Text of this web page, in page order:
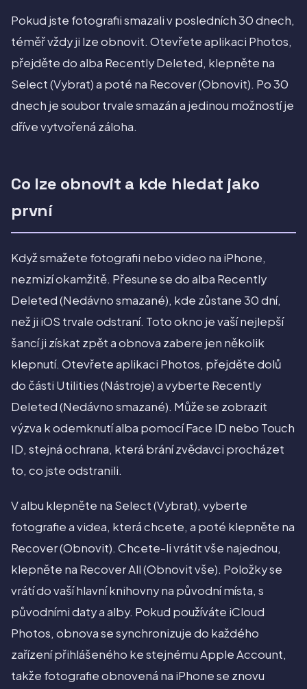
Pokud jste fotografii smazali v posledních 30 dnech,
téměř vždy ji lze obnovit. Otevřete aplikaci Photos,
přejděte do alba Recently Deleted, klepněte na
Select (Vybrat) a poté na Recover (Obnovit). Po 30
dnech je soubor trvale smazán a jedinou možností je
dříve vytvořená záloha.
Co lze obnovit a kde hledat jako
první
Když smažete fotografii nebo video na iPhone,
nezmizí okamžitě. Přesune se do alba Recently
Deleted (Nedávno smazané), kde zůstane 30 dní,
než ji iOS trvale odstraní. Toto okno je vaší nejlepší
šancí ji získat zpět a obnova zabere jen několik
klepnutí. Otevřete aplikaci Photos, přejděte dolů
do části Utilities (Nástroje) a vyberte Recently
Deleted (Nedávno smazané). Může se zobrazit
výzva k odemknutí alba pomocí Face ID nebo Touch
ID, stejná ochrana, která brání zvědavci procházet
to, co jste odstranili.
V albu klepněte na Select (Vybrat), vyberte
fotografie a videa, která chcete, a poté klepněte na
Recover (Obnovit). Chcete-li vrátit vše najednou,
klepněte na Recover All (Obnovit vše). Položky se
vrátí do vaší hlavní knihovny na původní místa, s
původními daty a alby. Pokud používáte iCloud
Photos, obnova se synchronizuje do každého
zařízení přihlášeného ke stejnému Apple Account,
takže fotografie obnovená na iPhone se znovu